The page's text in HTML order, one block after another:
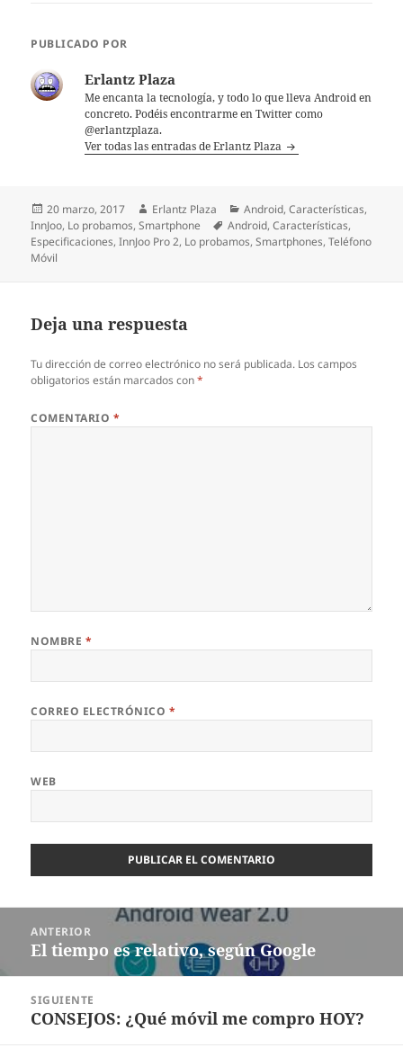
PUBLICADO POR
Erlantz Plaza
Me encanta la tecnología, y todo lo que lleva Android en
concreto. Podéis encontrarme en Twitter como
@erlantzplaza.
Ver todas las entradas de Erlantz Plaza
Publicado
el
20 marzo, 2017 Autor
Erlantz Plaza Categorías
Android,Características,
InnJoo, Lo probamos,Smartphone Etiquetas
Android,Características,
Especificaciones,InnJoo Pro 2, Lo probamos,Smartphones,Teléfono
Móvil
Deja una respuesta
Tu dirección de correo electrónico no será publicada. Los campos
obligatorios están marcados con*
COMENTARIO *
NOMBRE *
CORREO ELECTRÓNICO *
WEB
entradas
ANTERIOR
Entrada
El tiempo es relativo, según Google
SIGUIENTE
Entrada
CONSEJOS: ¿Qué móvil me compro HOY?